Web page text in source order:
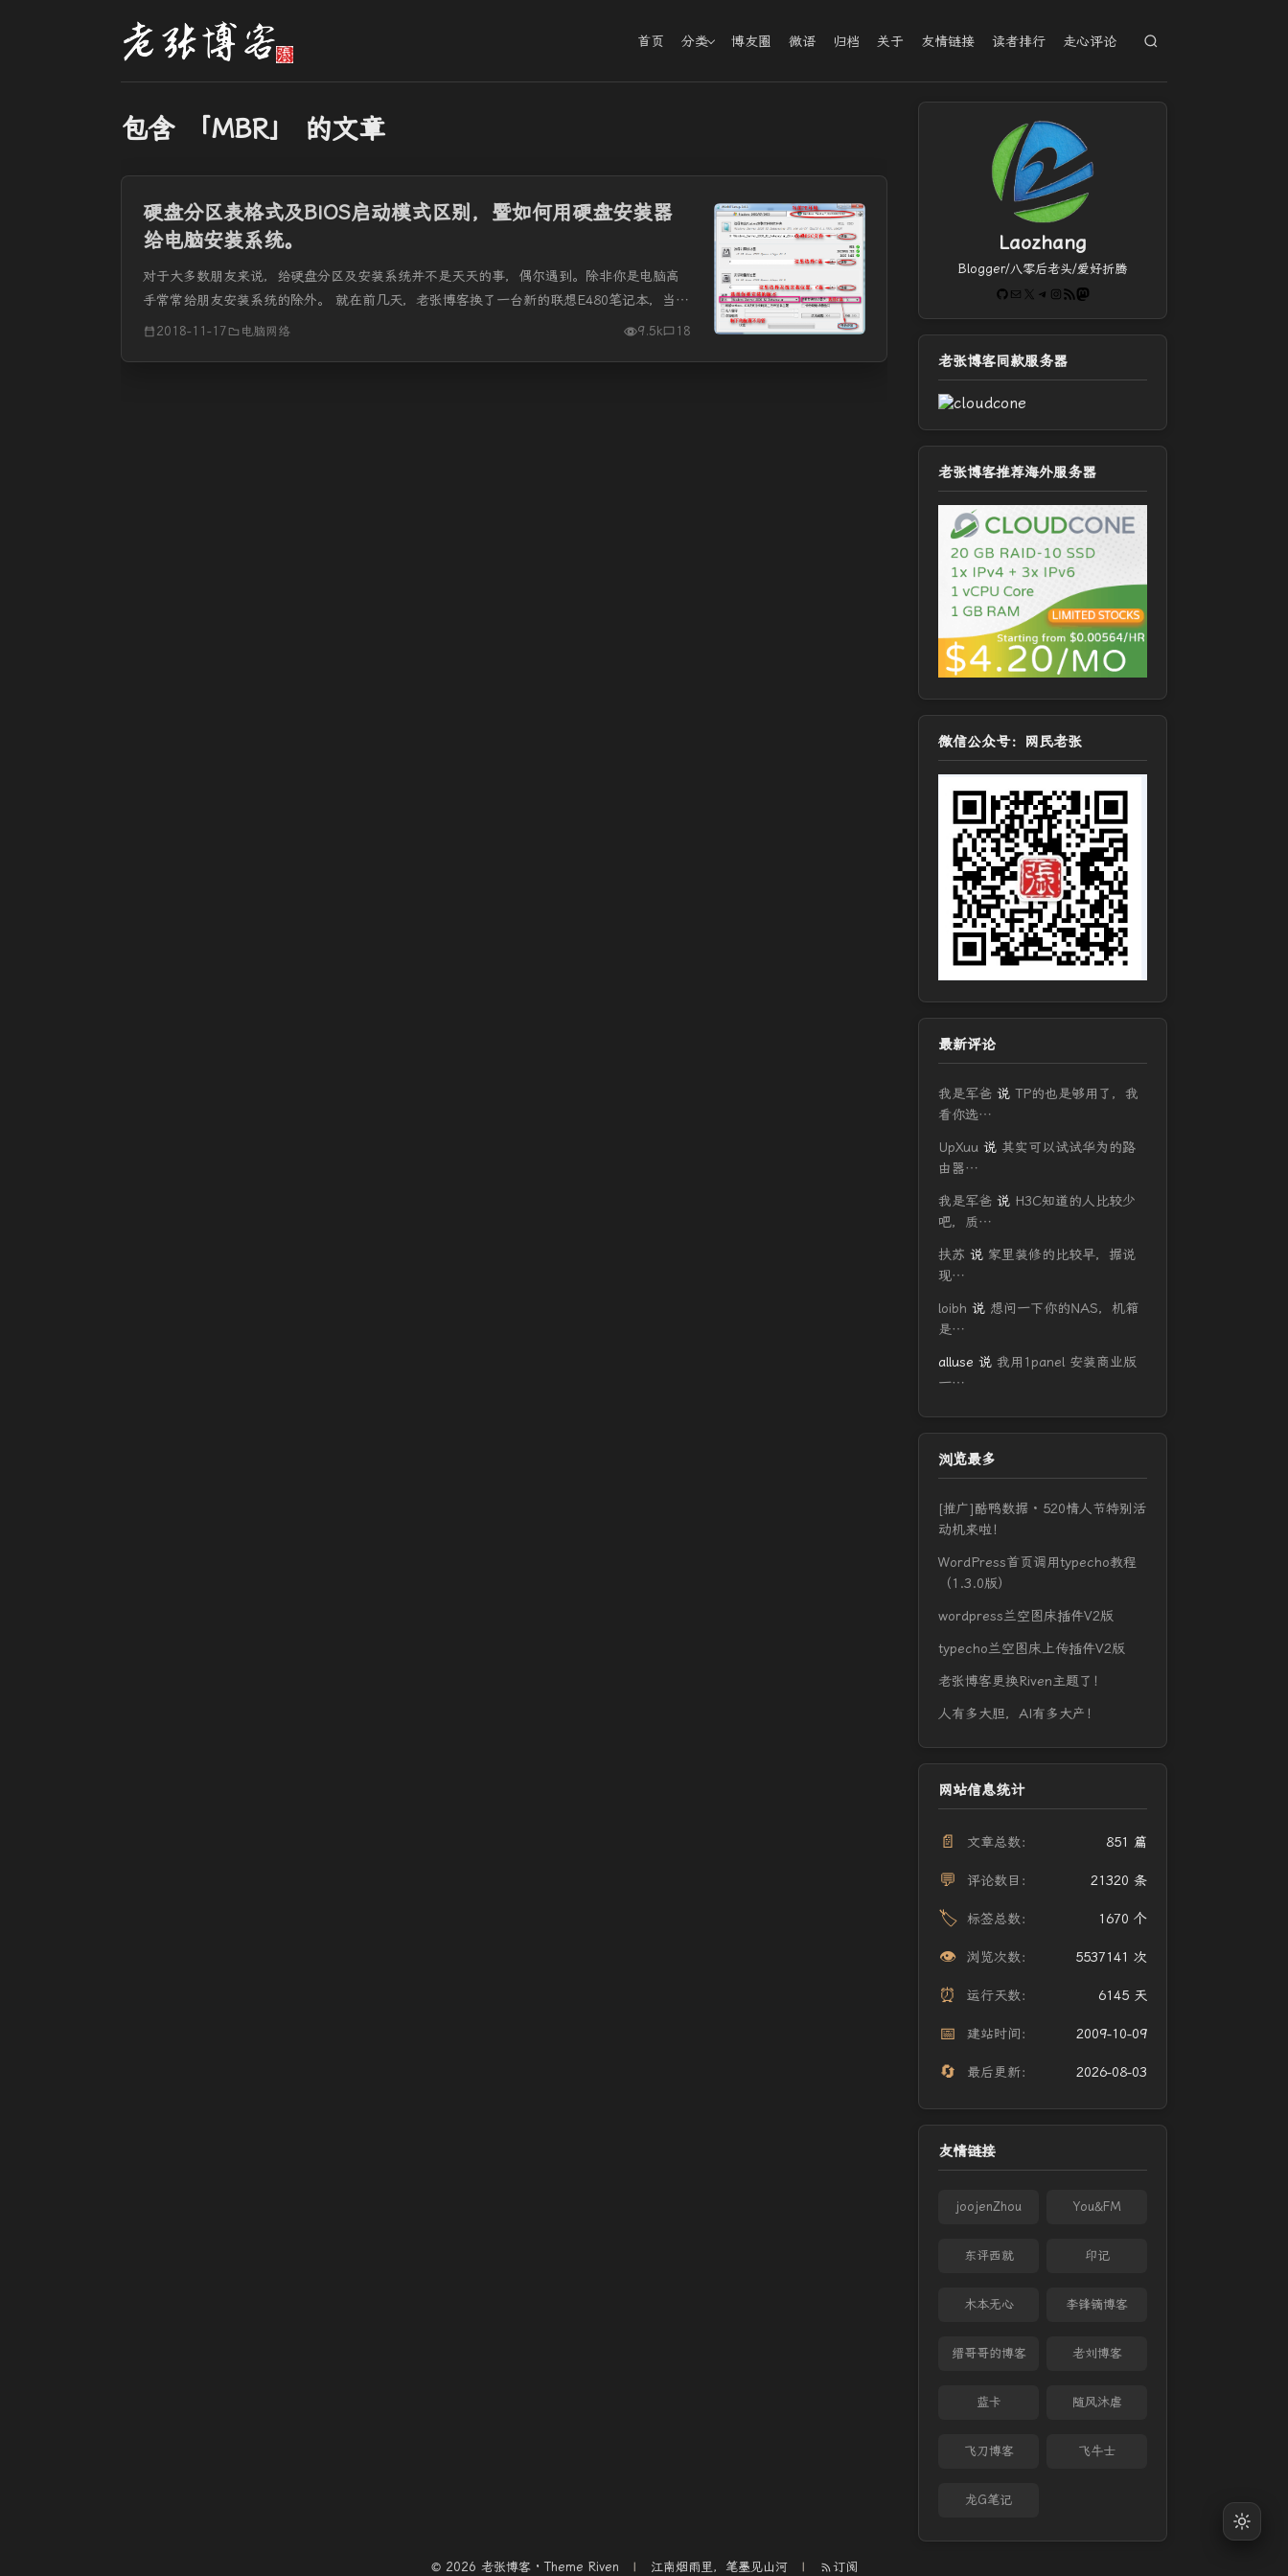
首页 分类 博友圈 微语 归档 关于 友情链接 读者排行 走心评论
包含 「MBR」 的文章
硬盘分区表格式及BIOS启动模式区别，暨如何用硬盘安装器
给电脑安装系统。
对于大多数朋友来说，给硬盘分区及安装系统并不是天天的事，偶尔遇到。除非你是电脑高
手常常给朋友安装系统的除外。 就在前几天，老张博客换了一台新的联想E480笔记本，当然
要重新分区、安装系统了。对于像我这样爱折腾的人当然不会到电脑城请商家去...
2018-11-17 电脑网络 9.5k 18
Laozhang
Blogger/八零后老头/爱好折腾
GitHub
电子邮件 X Telegram
Instagram
RSS FeedMastodon
老张博客同款服务器
老张博客推荐海外服务器
微信公众号：网民老张
最新评论
我是军爸 说 TP的也是够用了，我
看你选…
UpXuu 说 其实可以试试华为的路
由器…
我是军爸 说 H3C知道的人比较少
吧，质…
扶苏 说 家里装修的比较早，据说
现…
loibh 说 想问一下你的NAS，机箱
是…
alluse 说 我用1panel 安装商业版
一…
浏览最多
[推广]酷鸭数据 · 520情人节特别活
动机来啦！
WordPress首页调用typecho教程
（1.3.0版）
wordpress兰空图床插件V2版
typecho兰空图床上传插件V2版
老张博客更换Riven主题了！
人有多大胆，AI有多大产！
网站信息统计
📄 文章总数： 851 篇
💬 评论数目： 21320 条
🏷️ 标签总数： 1670 个
👁️ 浏览次数： 5537141 次
⏰ 运行天数： 6145 天
📅 建站时间： 2009-10-09
🔄 最后更新： 2026-08-03
友情链接
joojenZhou You&FM
东评西就 印记
木本无心 李锋镝博客
缙哥哥的博客 老刘博客
蓝卡 随风沐虐
飞刀博客 飞牛士
龙G笔记
© 2026 老张博客 · Theme Riven 江南烟雨里，笔墨见山河 订阅